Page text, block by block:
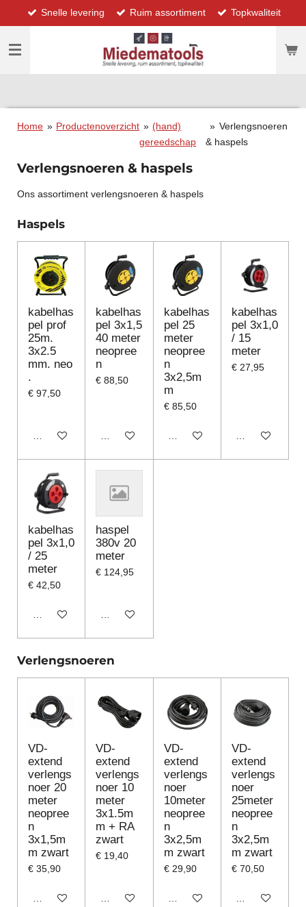
direct
naar
hoofdinhoud
Snelle levering Ruim assortiment Topkwaliteit
Home » Productenoverzicht » (hand)
gereedschap
» Verlengsnoeren
& haspels
Verlengsnoeren & haspels
Ons assortiment verlengsnoeren & haspels
Haspels
kabelhas
pel prof
25m.
3x2.5
mm. neo
.
€ 97,50
In winkelwagen
kabelhas
pel 3x1,5
40 meter
neopree
n
€ 88,50
In winkelwagen
kabelhas
pel 25
meter
neopree
n
3x2,5m
m
€ 85,50
In winkelwagen
kabelhas
pel 3x1,0
/ 15
meter
€ 27,95
In winkelwagen
kabelhas
pel 3x1,0
/ 25
meter
€ 42,50
In winkelwagen
haspel
380v 20
meter
€ 124,95
In winkelwagen
Verlengsnoeren
VD-
extend
verlengs
noer 20
meter
neopree
n
3x1,5m
m zwart
€ 35,90
In winkelwagen
VD-
extend
verlengs
noer 10
meter
3x1.5m
m + RA
zwart
€ 19,40
In winkelwagen
VD-
extend
verlengs
noer
10meter
neopree
n
3x2,5m
m zwart
€ 29,90
In winkelwagen
VD-
extend
verlengs
noer
25meter
neopree
n
3x2,5m
m zwart
€ 70,50
In winkelwagen